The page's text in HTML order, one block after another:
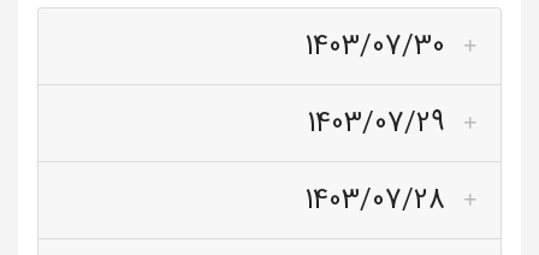
1403/07/30
1403/07/29
1403/07/28